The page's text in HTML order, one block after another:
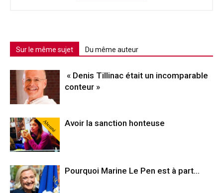
Sur le même sujet Du même auteur
« Denis Tillinac était un incomparable
conteur »
Abonné Avoir la sanction honteuse
Pourquoi Marine Le Pen est à part…